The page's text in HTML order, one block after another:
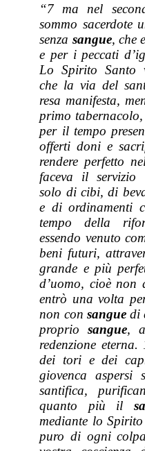
“7 ma nel
sommo sacerdote
senza sangue, che
e per i peccati
Lo Spirito Santo
che la via del
resa manifesta,
primo
per il tempo
offerti doni e
rendere perfetto
faceva il servizio
solo di cibi, di
e di ordinamenti
tempo della
essendo venuto
beni futuri,
grande e più
d’uomo, cioè non
entrò una volta
non con sanguedi
propriosangue,
redenzione
dei tori e dei
giovenca
santifica,
quanto più il
mediante lo Spirito
puro di ogni